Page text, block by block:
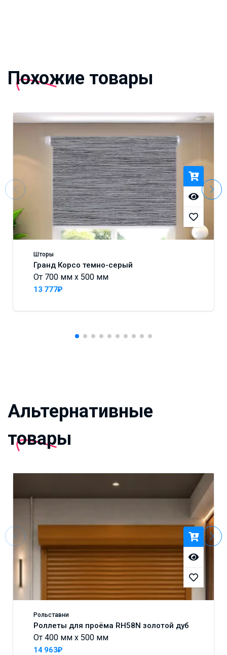
Похожие товары
Шторы
Гранд Корсо темно-серый
От 700 мм x 500 мм
13 777₽
Альтернативные
товары
Рольставни
Роллеты для проёма RH58N золотой дуб
От 400 мм x 500 мм
14 963₽